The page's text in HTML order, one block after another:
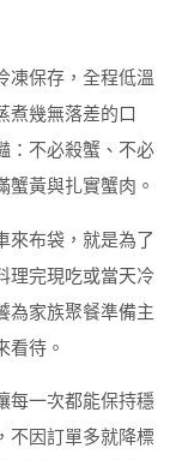
凍保存，全程低溫
煮幾無落差的口
：不必殺蟹、不必
蟹黃與扎實蟹肉。
來布袋，就是為了
理完現吃或當天冷
為家族聚餐準備主
看待。
每一次都能保持穩
不因訂單多就降標